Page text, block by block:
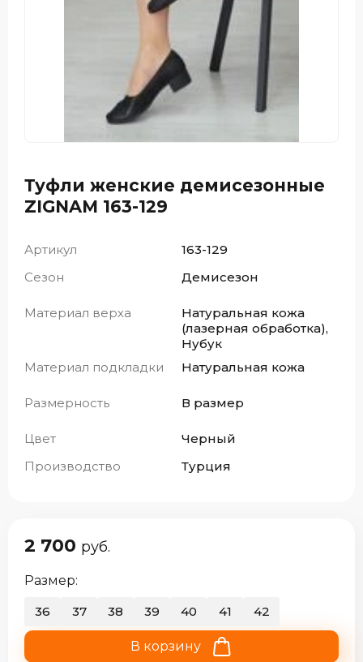
Туфли женские демисезонные
ZIGNAM 163-129
Артикул
163-129
Сезон
Демисезон
Материал верха
Натуральная кожа
(лазерная обработка),
Нубук
Материал подкладки
Натуральная кожа
Размерность В размер
Цвет
Черный
Производство
Турция
2 700 руб.
Размер:
36
37 38 39 40 41 42
В корзину